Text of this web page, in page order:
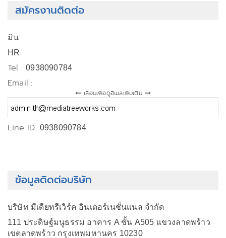
สมัครงานติดต่อ
มิน
HR
Tel :0938090784
Email :
เลื่อนเพื่อดูอีเมลเพิ่มเติม
Line ID: 0938090784
ข้อมูลติดต่อบริษัท
บริษัท มีเดียทรีเวิร์ค อินเตอร์เนชั่นแนล จำกัด
111 ประดิษฐ์มนูธรรม อาคาร A ชั้น A505 แขวงลาดพร้าว
เขตลาดพร้าว กรุงเทพมหานคร 10230